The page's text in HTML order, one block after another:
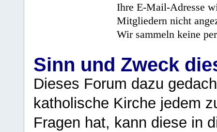
Ihre E-Mail-Adresse
Mitgliedern nicht
Wir sammeln keine
Sinn und Zweck
Dieses Forum dazu
katholische Kirche jedem
Fragen hat, kann diese in